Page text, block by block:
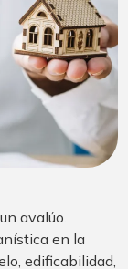
avalúo.
en la
edificabilidad,